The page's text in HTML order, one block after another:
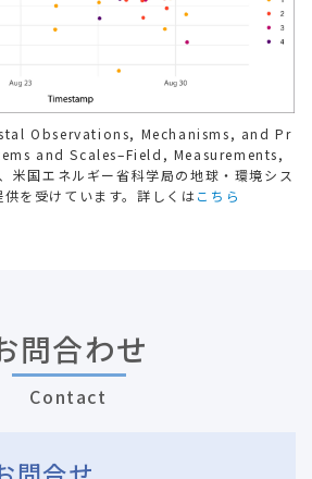
Observations, Mechanisms, and Pr
and Scales–Field, Measurements,
国エネルギー省科学局の地球・環境シス
を受けています。詳しくはこちら
問合わせ
Contact